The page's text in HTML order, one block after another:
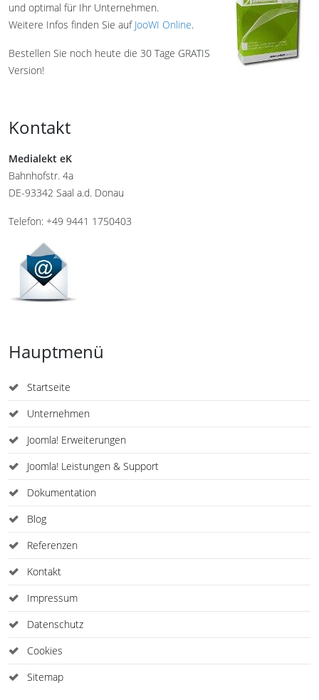
und optimal für Ihr Unternehmen.
Weitere Infos finden Sie auf JooWI Online.
Bestellen Sie noch heute die 30 Tage GRATIS
Version!
Kontakt
Medialekt eK
Bahnhofstr. 4a
DE-93342 Saal a.d. Donau
Telefon: +49 9441 1750403
Hauptmenü
Startseite
Unternehmen
Joomla! Erweiterungen
Joomla! Leistungen & Support
Dokumentation
Blog
Referenzen
Kontakt
Impressum
Datenschutz
Cookies
Sitemap